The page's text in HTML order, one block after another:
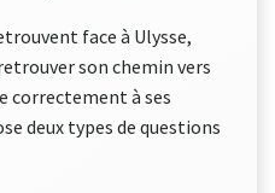
face à Ulysse,
son chemin vers
correctement à ses
deux types de questions